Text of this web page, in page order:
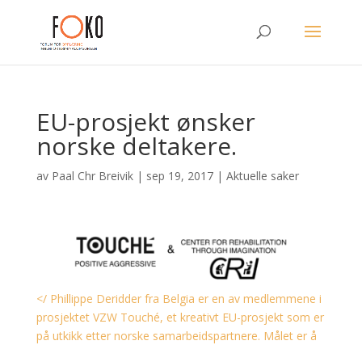
EU-prosjekt ønsker
norske deltakere.
av Paal Chr Breivik| sep 19, 2017| Aktuelle saker
</ Phillippe Deridder fra Belgia er en av medlemmene i
prosjektet VZW Touché, et kreativt EU-prosjekt som er
på utkikk etter norske samarbeidspartnere. Målet er å